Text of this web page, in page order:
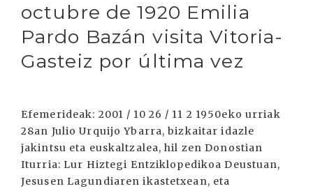
octubre de 1920 Emilia
Pardo Bazán visita Vitoria-
Gasteiz por última vez
Efemerideak: 2001 / 10 26 / 11 2 1950eko urriak
28an Julio Urquijo Ybarra, bizkaitar idazle
jakintsu eta euskaltzalea, hil zen Donostian
Iturria: Lur Hiztegi Entziklopedikoa Deustuan,
Jesusen Lagundiaren ikastetxean, eta